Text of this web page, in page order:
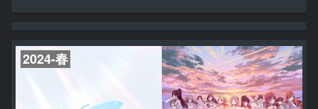
ラは、ゲームのストーリーに干渉しないよう、目立たず生きていこう
王」と疑われることになってしまう。 平穏な学園生活を望むユミエ
ラが手...
2024-春